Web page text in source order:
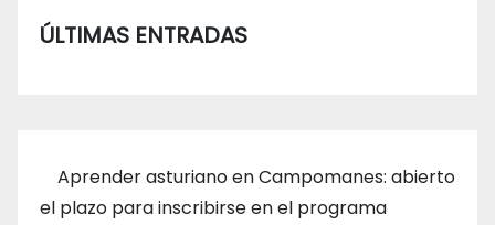
entradas
ÚLTIMAS ENTRADAS
Aprender asturiano en Campomanes: abierto
el plazo para inscribirse en el programa